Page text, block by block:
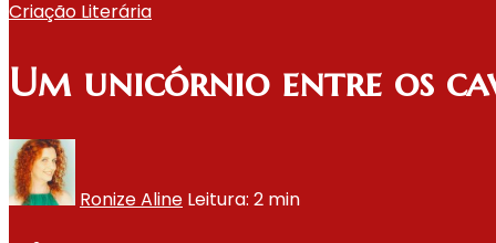
Criação Literária
Um unicórnio entre os
Ronize Aline Leitura: 2 min